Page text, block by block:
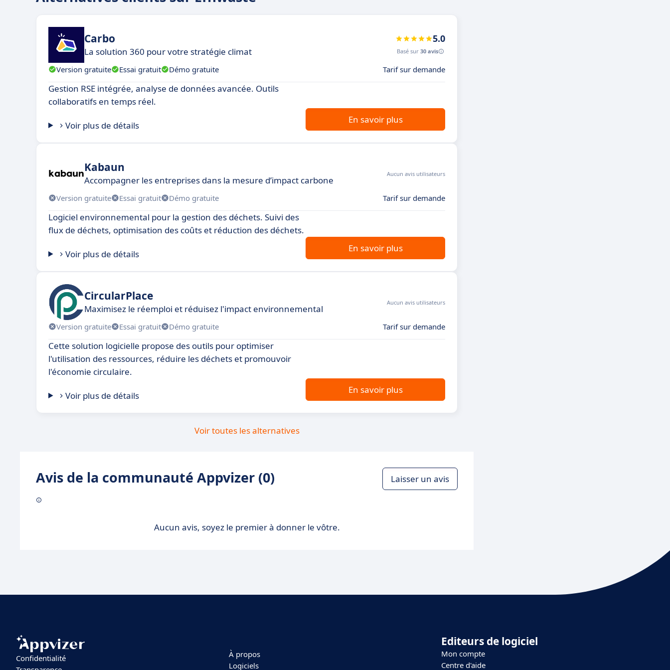
Carbo
La solution 360 pour votre stratégie climat
5.0
Basé sur 30 avis
Version gratuite Essai gratuit Démo gratuite Tarif sur demande
Gestion RSE intégrée, analyse de données avancée. Outils
collaboratifs en temps réel.
Voir plus de détails
En savoir plus
Kabaun
Accompagner les entreprises dans la mesure d’impact carbone
Aucun avis utilisateurs
Version gratuite Essai gratuit Démo gratuite Tarif sur demande
Logiciel environnemental pour la gestion des déchets. Suivi des
flux de déchets, optimisation des coûts et réduction des déchets.
Voir plus de détails
En savoir plus
CircularPlace
Maximisez le réemploi et réduisez l'impact environnemental
Aucun avis utilisateurs
Version gratuite Essai gratuit Démo gratuite Tarif sur demande
Cette solution logicielle propose des outils pour optimiser
l'utilisation des ressources, réduire les déchets et promouvoir
l'économie circulaire.
Voir plus de détails
En savoir plus
Voir toutes les alternatives
Avis de la communauté Appvizer (0) Laisser un avis
Aucun avis, soyez le premier à donner le vôtre.
Confidentialité
À propos
Logiciels
Editeurs de logiciel
Mon compte
Centre d'aide